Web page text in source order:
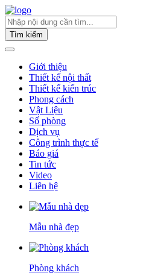
Tìm kiếm
Giới thiệu
Thiết kế nội thất
Thiết kế kiến trúc
Phong cách
Vật Liệu
Số phòng
Dịch vụ
Công trình thực tế
Báo giá
Tin tức
Video
Liên hệ
Mẫu nhà đẹp
Phòng khách